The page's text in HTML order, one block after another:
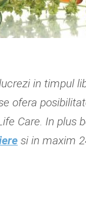
in timpul
ofera
Care. In plus
si in maxim